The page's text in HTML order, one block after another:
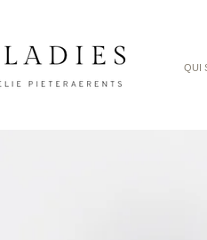
QUI